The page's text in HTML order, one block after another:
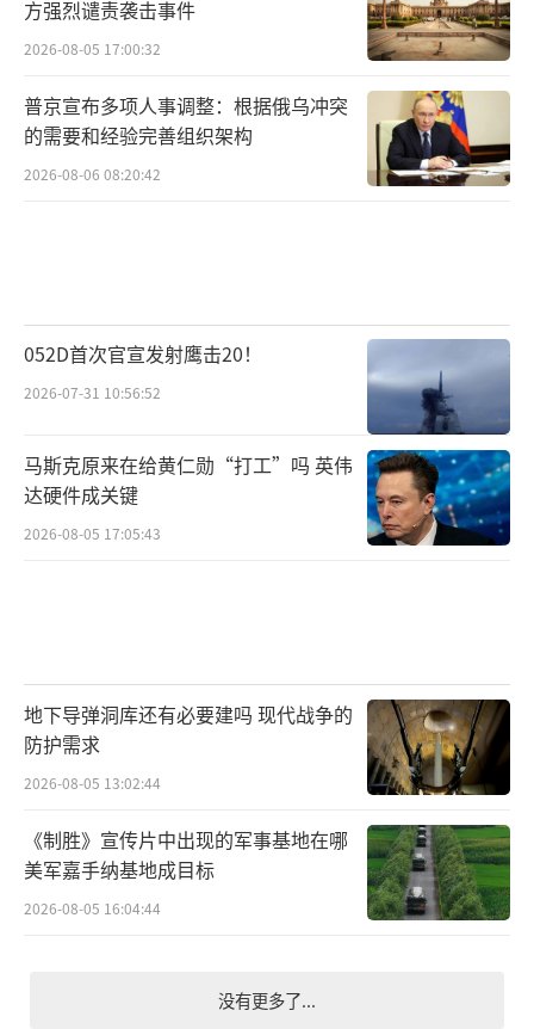
方强烈谴责袭击事件
2026-08-05 17:00:32
普京宣布多项人事调整：根据俄乌冲突
的需要和经验完善组织架构
2026-08-06 08:20:42
052D首次官宣发射鹰击20！
2026-07-31 10:56:52
马斯克原来在给黄仁勋“打工”吗 英伟
达硬件成关键
2026-08-05 17:05:43
地下导弹洞库还有必要建吗 现代战争的
防护需求
2026-08-05 13:02:44
《制胜》宣传片中出现的军事基地在哪
美军嘉手纳基地成目标
2026-08-05 16:04:44
没有更多了...